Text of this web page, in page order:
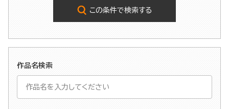
この条件で検索する
作品名検索